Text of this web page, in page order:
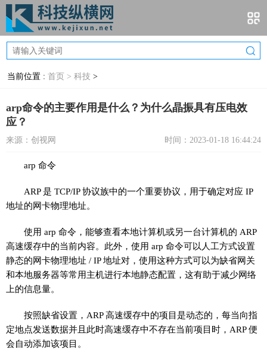
当前位置 : 首页 > 科技 >
arp命令的主要作用是什么？为什么晶振具有压电效
应？
来源：创视网 时间：2023-01-18 16:44:24
arp 命令
ARP 是 TCP/IP 协议族中的一个重要协议，用于确定对应 IP
地址的网卡物理地址。
使用 arp 命令，能够查看本地计算机或另一台计算机的 ARP
高速缓存中的当前内容。此外，使用 arp 命令可以人工方式设置
静态的网卡物理地址 / IP 地址对，使用这种方式可以为缺省网关
和本地服务器等常用主机进行本地静态配置，这有助于减少网络
上的信息量。
按照缺省设置，ARP 高速缓存中的项目是动态的，每当向指
定地点发送数据并且此时高速缓存中不存在当前项目时，ARP 便
会自动添加该项目。